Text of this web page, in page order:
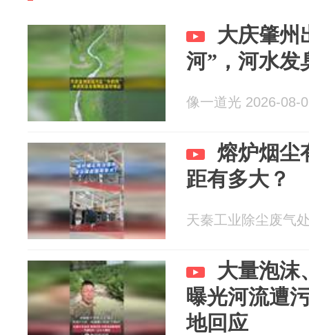
大庆肇州
河”，河水发
像一道光 2026-08-
熔炉烟尘
距有多大？
天秦工业除尘废气
大量泡沫
曝光河流遭
地回应